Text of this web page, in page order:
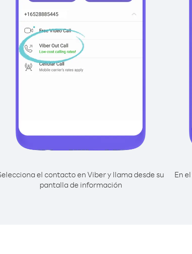
el contacto en Viber y llama desde su
pantalla de información
En